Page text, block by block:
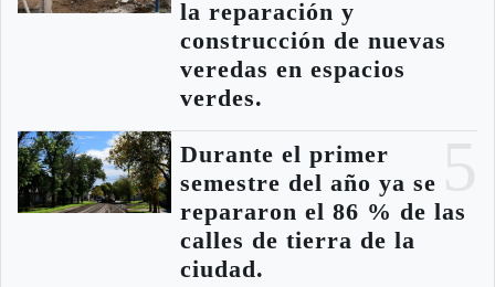
la reparación y
construcción de nuevas
veredas en espacios
verdes.
Durante el primer
semestre del año ya se
repararon el 86 % de las
calles de tierra de la
ciudad.